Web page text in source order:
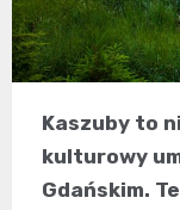
Kaszuby to
kulturowy
Gdańskim.